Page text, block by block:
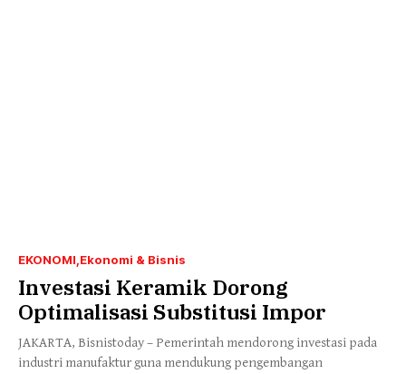
EKONOMI Ekonomi & Bisnis
Investasi Keramik Dorong
Optimalisasi Substitusi Impor
JAKARTA, Bisnistoday – Pemerintah mendorong investasi pada
industri manufaktur guna mendukung pengembangan